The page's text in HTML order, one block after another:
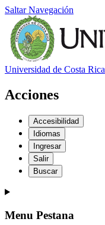
Saltar Navegación
Universidad de Costa Rica
Acciones
Accesibilidad
Idiomas
Ingresar
Salir
Buscar
Menu Pestana